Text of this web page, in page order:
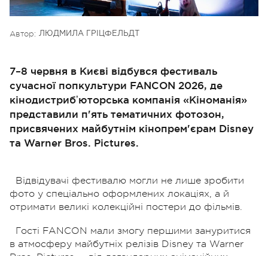
Автор: ЛЮДМИЛА ГРІЦФЕЛЬДТ
7–8 червня в Києві відбувся фестиваль
сучасної попкультури FANCON 2026, де
кінодистрибʼюторська компанія «Кіноманія»
представили п'ять тематичних фотозон,
присвячених майбутнім кінопрем'єрам Disney
та Warner Bros. Pictures.
Відвідувачі фестивалю могли не лише зробити
фото у спеціально оформлених локаціях, а й
отримати великі колекційні постери до фільмів.
Гості FANCON мали змогу першими зануритися
в атмосферу майбутніх релізів Disney та Warner